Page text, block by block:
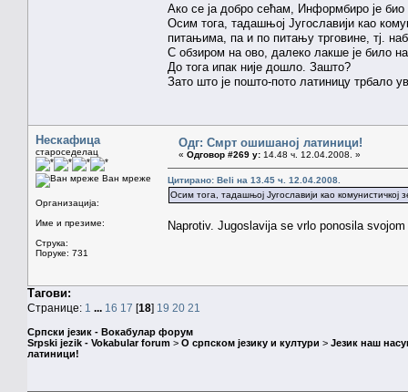
Ако се ја добро сећам, Информбиро је био
Осим тога, тадашњој Југославији као
питањима, па и по питању трговине, тј.
С обзиром на ово, далеко лакше је било
До тога ипак није дошло. Зашто?
Зато што је пошто-пото латиницу трбало
Нескафица
староседелац
Ван мреже
Организација:
Име и презиме:
Струка:
Поруке: 731
Одг: Смрт ошишаној латиници!
« Одговор #269 у: 14.48 ч. 12.04.2008. »
Цитирано: Beli на 13.45 ч. 12.04.2008.
Осим тога, тадашњој Југославији као
Naprotiv. Jugoslavija se vrlo ponosila
Тагови:
Странице: 1 ... 16 17 [18] 19 20 21
Српски језик - Вокабулар форум
Srpski jezik - Vokabular forum > О српском језику и култури > Језик наш
латиници!